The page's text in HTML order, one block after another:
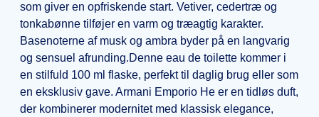
som giver en opfriskende start. Vetiver, cedertræ og
tonkabønne tilføjer en varm og træagtig karakter.
Basenoterne af musk og ambra byder på en langvarig
og sensuel afrunding.Denne eau de toilette kommer i
en stilfuld 100 ml flaske, perfekt til daglig brug eller som
en eksklusiv gave. Armani Emporio He er en tidløs duft,
der kombinerer modernitet med klassisk elegance,